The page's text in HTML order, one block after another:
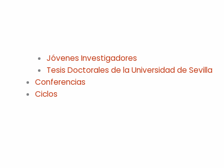
Jóvenes Investigadores
Tesis Doctorales de la Universidad de Sevilla
Conferencias
Ciclos